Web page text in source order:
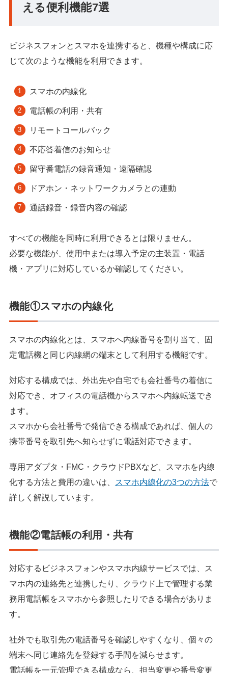
える便利機能7選
ビジネスフォンとスマホを連携すると、機種や構成に応
じて次のような機能を利用できます。
スマホの内線化
電話帳の利用・共有
リモートコールバック
不応答着信のお知らせ
留守番電話の録音通知・遠隔確認
ドアホン・ネットワークカメラとの連動
通話録音・録音内容の確認
すべての機能を同時に利用できるとは限りません。
必要な機能が、使用中または導入予定の主装置・電話
機・アプリに対応しているか確認してください。
機能①スマホの内線化
スマホの内線化とは、スマホへ内線番号を割り当て、固
定電話機と同じ内線網の端末として利用する機能です。
対応する構成では、外出先や自宅でも会社番号の着信に
対応でき、オフィスの電話機からスマホへ内線転送でき
ます。
スマホから会社番号で発信できる構成であれば、個人の
携帯番号を取引先へ知らせずに電話対応できます。
専用アダプタ・FMC・クラウドPBXなど、スマホを内線
化する方法と費用の違いは、
スマホ内線化の3つの方法で
詳しく解説しています。
機能②電話帳の利用・共有
対応するビジネスフォンやスマホ内線サービスでは、ス
マホ内の連絡先と連携したり、クラウド上で管理する業
務用電話帳をスマホから参照したりできる場合がありま
す。
社外でも取引先の電話番号を確認しやすくなり、個々の
端末へ同じ連絡先を登録する手間を減らせます。
電話帳を一元管理できる構成なら、担当変更や番号変更